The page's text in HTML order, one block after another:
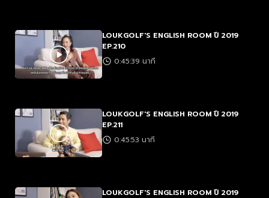
LOUKGOLF'S ENGLISH ROOM ปี 2019
EP.210
0:45:39 นาที
LOUKGOLF'S ENGLISH ROOM ปี 2019
EP.211
0:45:53 นาที
LOUKGOLF'S ENGLISH ROOM ปี 2019